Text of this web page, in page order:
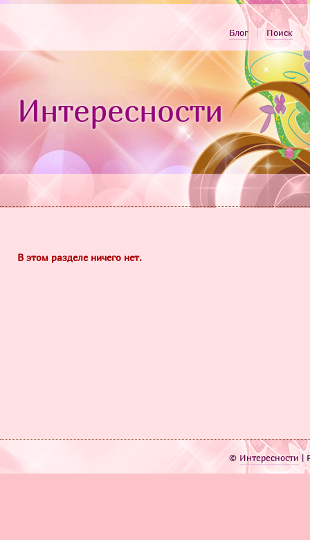
Блог Поиск
Интересности
В этом разделе ничего нет.
© Интересности|